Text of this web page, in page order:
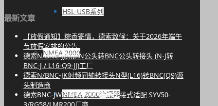
HSL-USB系列
NMEA 2000
NMEA 2000连接器
最新文章
【放假通知】粽香寄情，德索致候：关于2026年端午
节放假安排的公告
德索N/BNC-JJ纯铜N公头转BNC公头转接头 (N-J转
BNC-J / L16-Q9-JJ)工厂
德索N/BNC-JK射频同轴转接头N型(L16)转BNC(Q9)源
头制造商
德索BNC-JW-3弯公头90°直角压接式适配 SYV50-